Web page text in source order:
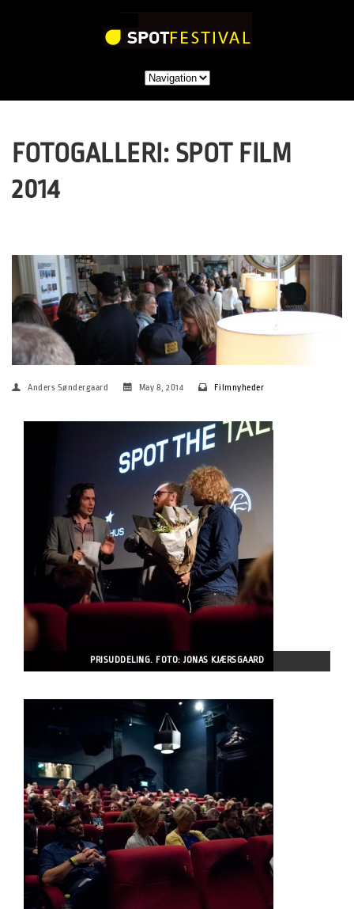
FOTOGALLERI: SPOT FILM
2014
Anders Søndergaard May 8, 2014 Filmnyheder
PRISUDDELING. FOTO: JONAS KJÆRSGAARD